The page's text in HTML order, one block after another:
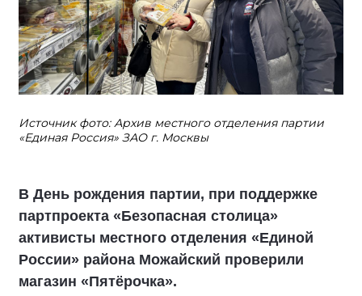
Источник фото: Архив местного отделения партии
«Единая Россия» ЗАО г. Москвы
В День рождения партии, при поддержке
партпроекта «Безопасная столица»
активисты местного отделения «Единой
России» района Можайский проверили
магазин «Пятёрочка».